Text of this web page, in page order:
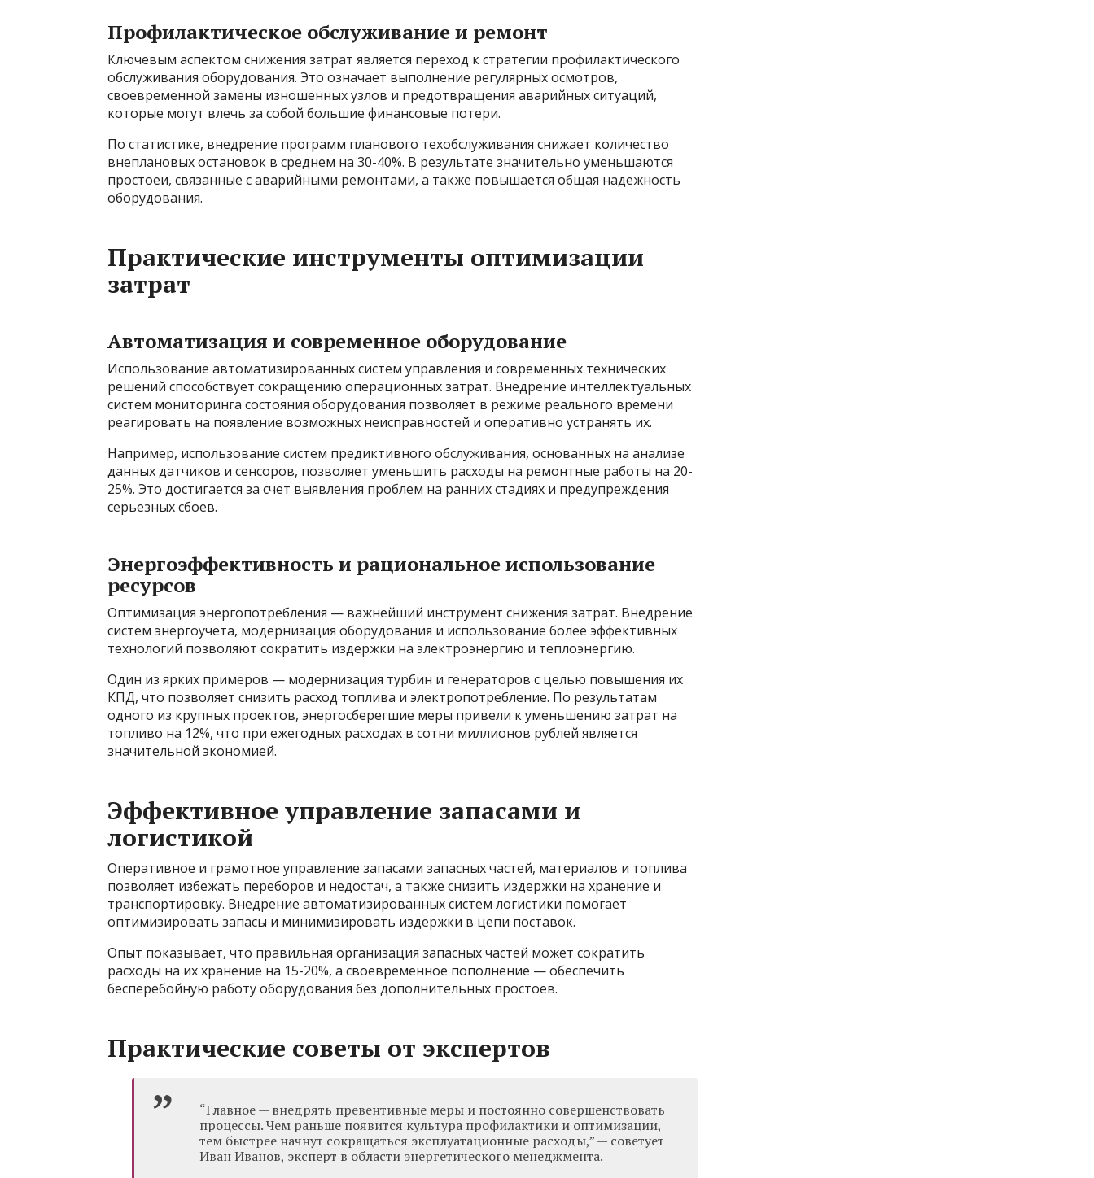
Профилактическое обслуживание и ремонт
Ключевым аспектом снижения затрат является переход к стратегии профилактического
обслуживания оборудования. Это означает выполнение регулярных осмотров,
своевременной замены изношенных узлов и предотвращения аварийных ситуаций,
которые могут влечь за собой большие финансовые потери.
По статистике, внедрение программ планового техобслуживания снижает количество
внеплановых остановок в среднем на 30-40%. В результате значительно уменьшаются
простоеи, связанные с аварийными ремонтами, а также повышается общая надежность
оборудования.
Практические инструменты оптимизации
затрат
Автоматизация и современное оборудование
Использование автоматизированных систем управления и современных технических
решений способствует сокращению операционных затрат. Внедрение интеллектуальных
систем мониторинга состояния оборудования позволяет в режиме реального времени
реагировать на появление возможных неисправностей и оперативно устранять их.
Например, использование систем предиктивного обслуживания, основанных на анализе
данных датчиков и сенсоров, позволяет уменьшить расходы на ремонтные работы на 20-
25%. Это достигается за счет выявления проблем на ранних стадиях и предупреждения
серьезных сбоев.
Энергоэффективность и рациональное использование
ресурсов
Оптимизация энергопотребления — важнейший инструмент снижения затрат. Внедрение
систем энергоучета, модернизация оборудования и использование более эффективных
технологий позволяют сократить издержки на электроэнергию и теплоэнергию.
Один из ярких примеров — модернизация турбин и генераторов с целью повышения их
КПД, что позволяет снизить расход топлива и электропотребление. По результатам
одного из крупных проектов, энергосберегшие меры привели к уменьшению затрат на
топливо на 12%, что при ежегодных расходах в сотни миллионов рублей является
значительной экономией.
Эффективное управление запасами и
логистикой
Оперативное и грамотное управление запасами запасных частей, материалов и топлива
позволяет избежать переборов и недостач, а также снизить издержки на хранение и
транспортировку. Внедрение автоматизированных систем логистики помогает
оптимизировать запасы и минимизировать издержки в цепи поставок.
Опыт показывает, что правильная организация запасных частей может сократить
расходы на их хранение на 15-20%, а своевременное пополнение — обеспечить
бесперебойную работу оборудования без дополнительных простоев.
Практические советы от экспертов
“Главное — внедрять превентивные меры и постоянно совершенствовать
процессы. Чем раньше появится культура профилактики и оптимизации,
тем быстрее начнут сокращаться эксплуатационные расходы,” — советует
Иван Иванов, эксперт в области энергетического менеджмента.